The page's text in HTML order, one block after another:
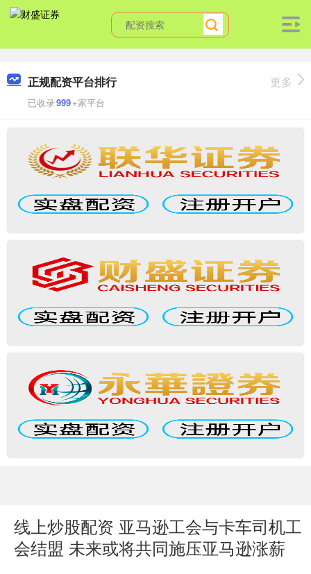
正规配资平台排行
已收录999+家平台
更多
线上炒股配资 亚马逊工会与卡车司机工
会结盟 未来或将共同施压亚马逊涨薪